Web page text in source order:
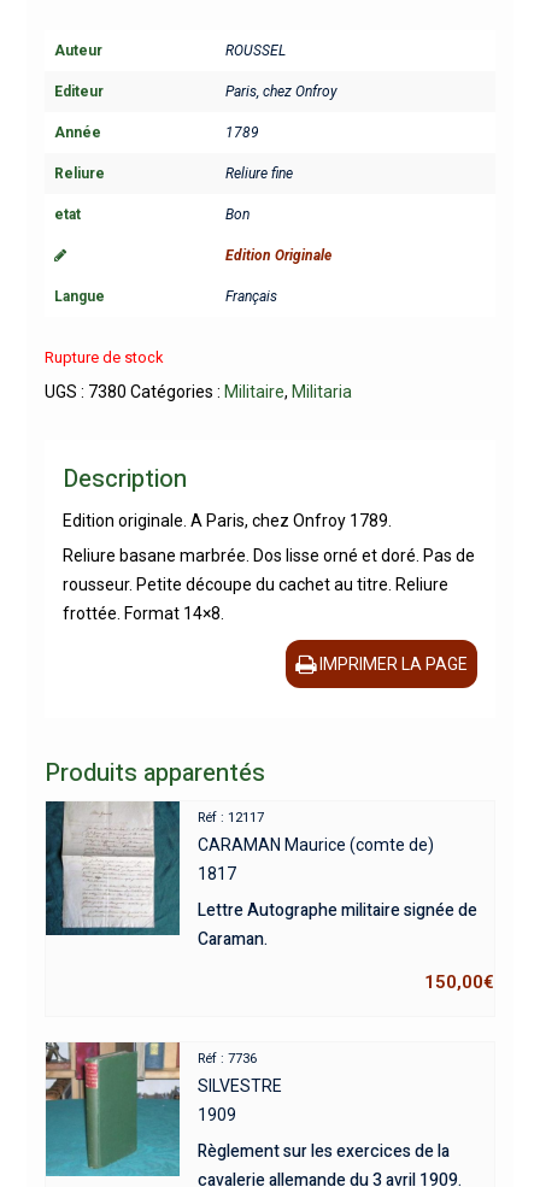
Auteur ROUSSEL
Editeur Paris, chez Onfroy
Année 1789
Reliure Reliure fine
etat Bon
Edition Originale
Langue Français
Rupture de stock
UGS : 7380 Catégories : Militaire, Militaria
Description
Edition originale. A Paris, chez Onfroy 1789.
Reliure basane marbrée. Dos lisse orné et doré. Pas de
rousseur. Petite découpe du cachet au titre. Reliure
frottée. Format 14×8.
IMPRIMER LA PAGE
Produits apparentés
Réf : 12117
CARAMAN Maurice (comte de)
1817
Lettre Autographe militaire signée de
Caraman.
150,00€
Réf : 7736
SILVESTRE
1909
Règlement sur les exercices de la
cavalerie allemande du 3 avril 1909.